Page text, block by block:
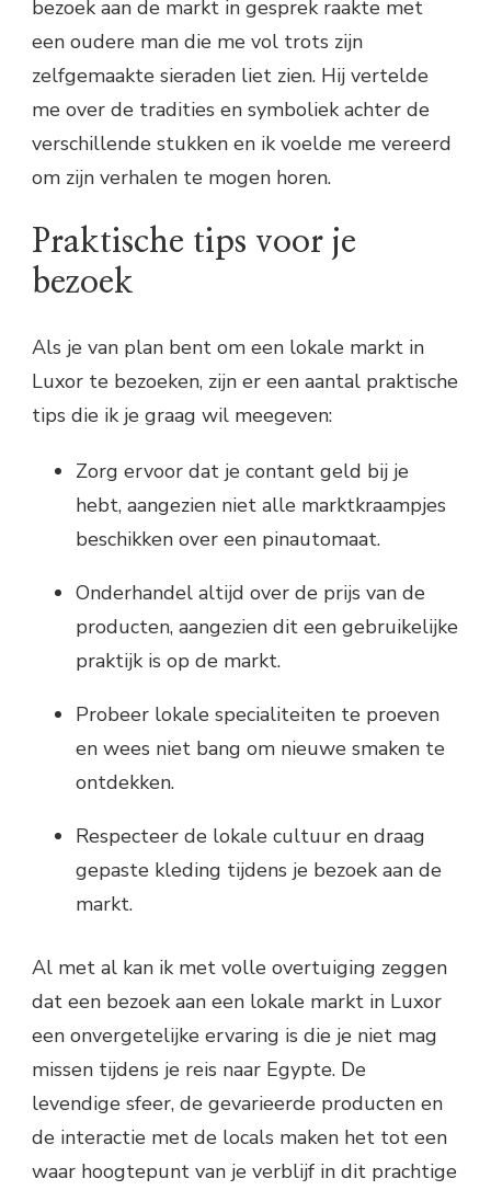
bezoek aan de markt in gesprek raakte met
een oudere man die me vol trots zijn
zelfgemaakte sieraden liet zien. Hij vertelde
me over de tradities en symboliek achter de
verschillende stukken en ik voelde me vereerd
om zijn verhalen te mogen horen.
Praktische tips voor je
bezoek
Als je van plan bent om een lokale markt in
Luxor te bezoeken, zijn er een aantal praktische
tips die ik je graag wil meegeven:
Zorg ervoor dat je contant geld bij je
hebt, aangezien niet alle marktkraampjes
beschikken over een pinautomaat.
Onderhandel altijd over de prijs van de
producten, aangezien dit een gebruikelijke
praktijk is op de markt.
Probeer lokale specialiteiten te proeven
en wees niet bang om nieuwe smaken te
ontdekken.
Respecteer de lokale cultuur en draag
gepaste kleding tijdens je bezoek aan de
markt.
Al met al kan ik met volle overtuiging zeggen
dat een bezoek aan een lokale markt in Luxor
een onvergetelijke ervaring is die je niet mag
missen tijdens je reis naar Egypte. De
levendige sfeer, de gevarieerde producten en
de interactie met de locals maken het tot een
waar hoogtepunt van je verblijf in dit prachtige